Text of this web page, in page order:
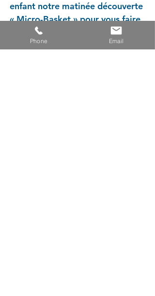
enfant notre matinée découverte
« Micro-Basket » pour vous faire
une idée sur ce nouveau concept.
Cette matinée découverte aura
Phone Email